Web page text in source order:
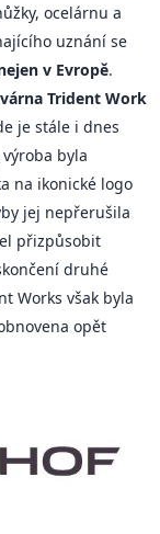
ocelárnu a
uznání se
v Evropě.
Trident Work
je stále i dnes
byla
na ikonické logo
jej nepřerušila
přizpůsobit
druhé
Works však byla
opět